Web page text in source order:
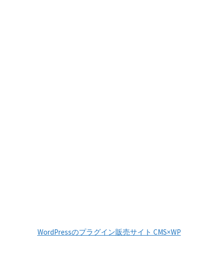
WordPressのプラグイン販売サイト CMS×WP